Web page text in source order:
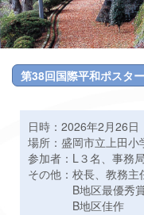
第38回国際平和ポスタ
日時：2026年2月26
場所：盛岡市立上田小
参加者：L３名、事務
その他：校長、教務主
B地区最優秀賞
B地区佳作 松